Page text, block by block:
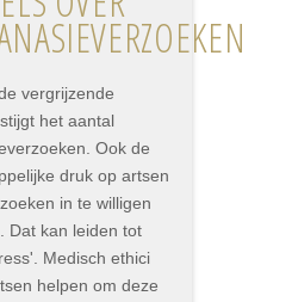
vergrijzende
het aantal
Ook de
druk op artsen
in te willigen
Dat kan leiden tot
Medisch ethici
helpen om deze